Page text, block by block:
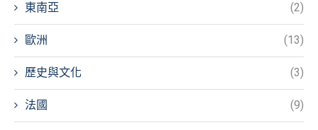
東南亞 (2)
歐洲 (13)
歷史與文化 (3)
法國 (9)